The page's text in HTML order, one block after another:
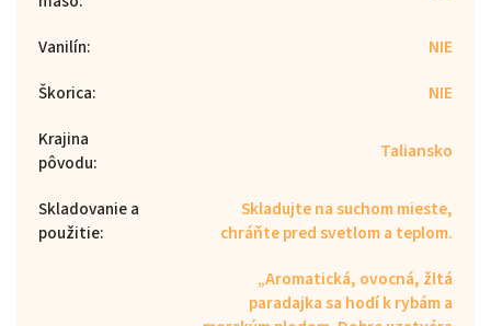
Vanilín:
NIE
Škorica:
NIE
Krajina
pôvodu: Taliansko
Skladovanie a
použitie:
Skladujte na suchom mieste,
chráňte pred svetlom a teplom.
„Aromatická, ovocná, žltá
paradajka sa hodí k rybám a